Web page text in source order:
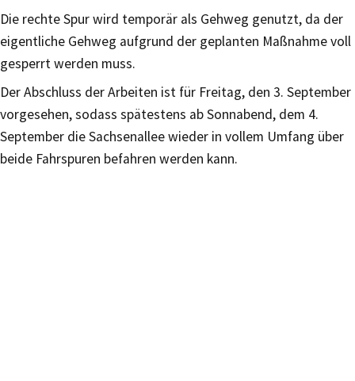
Die rechte Spur wird temporär als Gehweg genutzt, da der
eigentliche Gehweg aufgrund der geplanten Maßnahme voll
gesperrt werden muss.
Der Abschluss der Arbeiten ist für Freitag, den 3. September
vorgesehen, sodass spätestens ab Sonnabend, dem 4.
September die Sachsenallee wieder in vollem Umfang über
beide Fahrspuren befahren werden kann.